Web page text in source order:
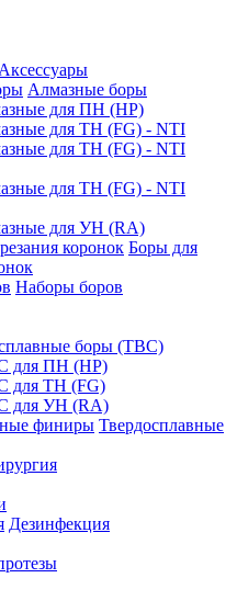
Аксессуары
Алмазные боры
для ПН (HP)
для ТН (FG) - NTI
для ТН (FG) - NTI
для ТН (FG) - NTI
для УН (RA)
Боры для
Наборы боров
боры (ТВС)
для ПН (HP)
для ТН (FG)
для УН (RA)
Твердосплавные
Дезинфекция